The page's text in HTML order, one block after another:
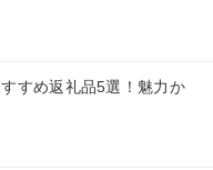
すめ返礼品5選！魅力か